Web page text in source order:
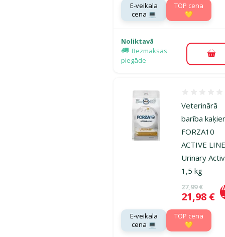
E-veikala
cena 💻
TOP cena
💛
Noliktavā
Bezmaksas
piegāde
Veterinārā
barība
FORZA10
ACTIVE
Urinary
1,5 kg
Oriģinālā
27,99 €
Cena
21,98 €
E-veikala
cena 💻
TOP cena
💛